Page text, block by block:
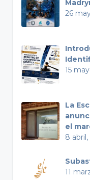
26
15
La
el
8
11